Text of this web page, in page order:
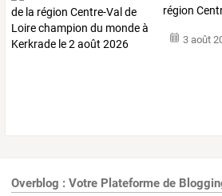
région
3 août
Overblog : Votre Plateforme de